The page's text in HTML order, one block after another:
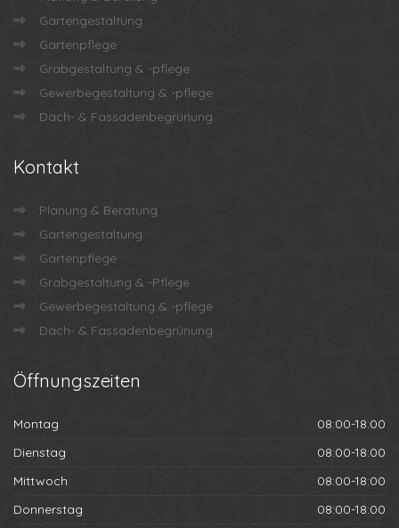
Gartengestaltung
Gartenpflege
Grabgestaltung & -pflege
Gewerbegestaltung & -pflege
Dach- & Fassadenbegrünung
Kontakt
Planung & Beratung
Gartengestaltung
Gartenpflege
Grabgestaltung & -Pflege
Gewerbegestaltung & -pflege
Dach- & Fassadenbegrünung
Öffnungszeiten
Montag
08:00-18:00
Dienstag
08:00-18:00
Mittwoch
08:00-18:00
Donnerstag
08:00-18:00